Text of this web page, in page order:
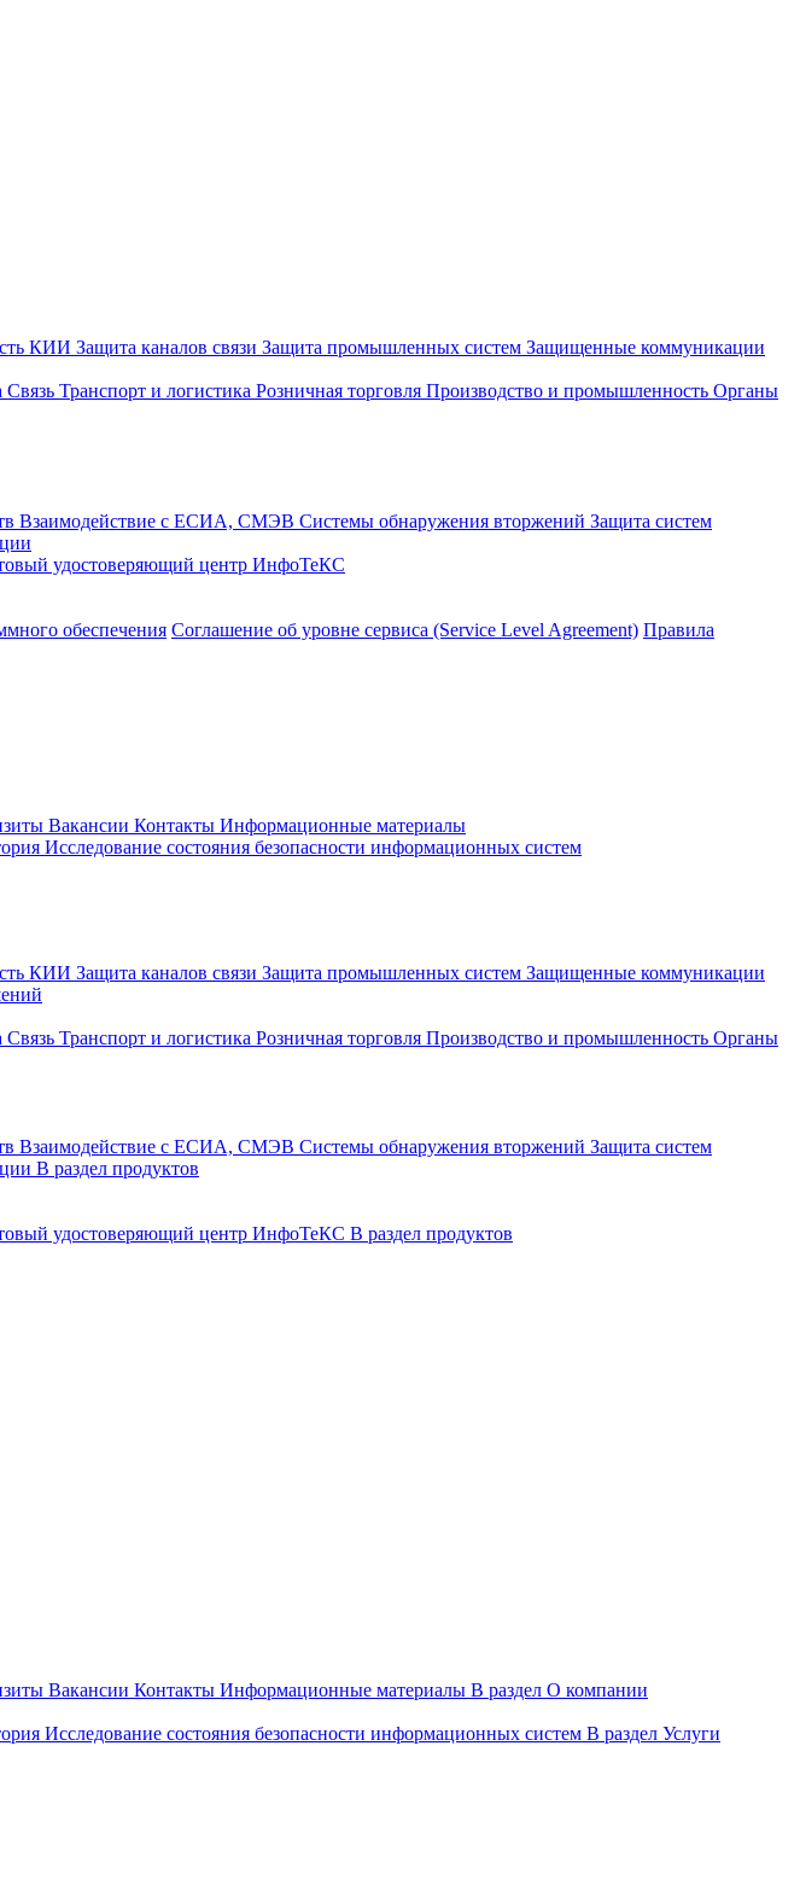
КИИ Защита каналов связи Защита промышленных систем Защищенные коммуникации
Связь Транспорт и логистика Розничная торговля Производство и промышленность Органы
Взаимодействие с ЕСИА, СМЭВ Системы обнаружения вторжений Защита систем
удостоверяющий центр ИнфоТеКС
обеспечения Соглашение об уровне сервиса (Service Level Agreement) Правила
Вакансии Контакты Информационные материалы
Исследование состояния безопасности информационных систем
КИИ Защита каналов связи Защита промышленных систем Защищенные коммуникации
Связь Транспорт и логистика Розничная торговля Производство и промышленность Органы
Взаимодействие с ЕСИА, СМЭВ Системы обнаружения вторжений Защита систем
В раздел продуктов
удостоверяющий центр ИнфоТеКС В раздел продуктов
Вакансии Контакты Информационные материалы В раздел О компании
Исследование состояния безопасности информационных систем В раздел Услуги